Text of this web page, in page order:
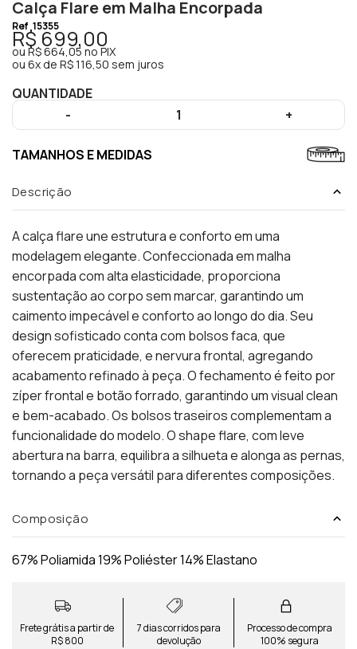
Calça Flare em Malha Encorpada
Ref 15355
R$ 699,00
ou R$ 664,05 no PIX
ou 6x de R$ 116,50 sem juros
QUANTIDADE
-
1 +
TAMANHOS E MEDIDAS
Descrição
A calça flare une estrutura e conforto em uma
modelagem elegante. Confeccionada em malha
encorpada com alta elasticidade, proporciona
sustentação ao corpo sem marcar, garantindo um
caimento impecável e conforto ao longo do dia. Seu
design sofisticado conta com bolsos faca, que
oferecem praticidade, e nervura frontal, agregando
acabamento refinado à peça. O fechamento é feito por
zíper frontal e botão forrado, garantindo um visual clean
e bem-acabado. Os bolsos traseiros complementam a
funcionalidade do modelo. O shape flare, com leve
abertura na barra, equilibra a silhueta e alonga as pernas,
tornando a peça versátil para diferentes composições.
Composição
67% Poliamida 19% Poliéster 14% Elastano
Frete grátis a partir de
R$ 800
7 dias corridos para
devolução
Processo de compra
100% segura